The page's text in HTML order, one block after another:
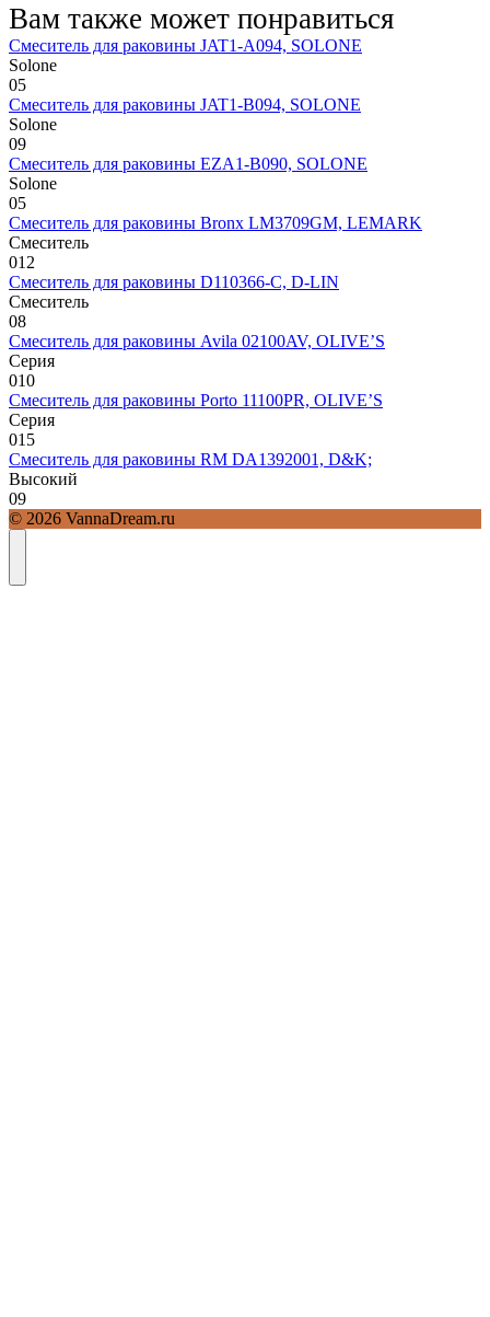
Вам также может понравиться
Смеситель для раковины JAT1-A094, SOLONE
Solone
05
Смеситель для раковины JAT1-B094, SOLONE
Solone
09
Смеситель для раковины EZA1-B090, SOLONE
Solone
05
Смеситель для раковины Bronx LM3709GM, LEMARK
Смеситель
012
Смеситель для раковины D110366-С, D-LIN
Смеситель
08
Смеситель для раковины Avila 02100AV, OLIVE’S
Серия
010
Смеситель для раковины Porto 11100PR, OLIVE’S
Серия
015
Смеситель для раковины RM DA1392001, D&K;
Высокий
09
© 2026 VannaDream.ru